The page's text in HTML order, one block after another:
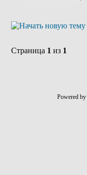
Страница 1 из 1
Powered by